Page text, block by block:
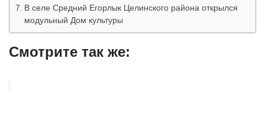
В селе Средний Егорлык Целинского района открылся
модульный Дом культуры
Смотрите так же: